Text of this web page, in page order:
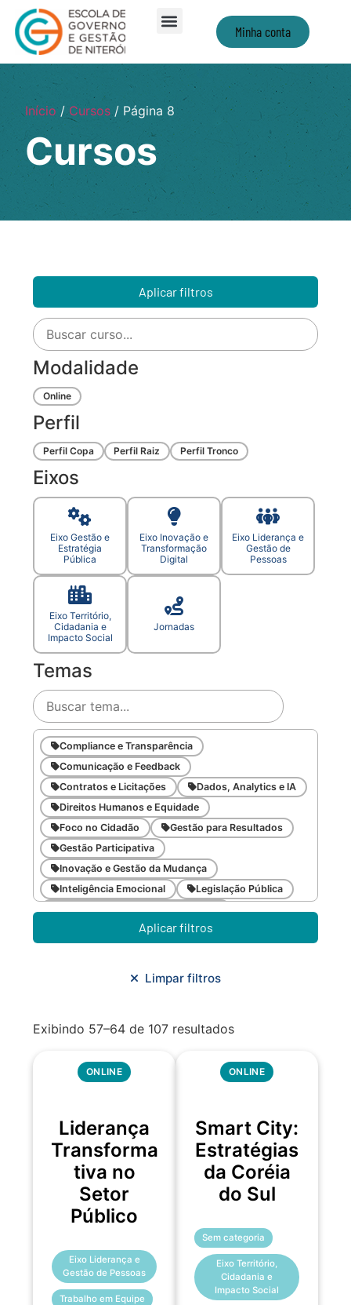
Minha conta
Início/Cursos/ Página 8
Cursos
Aplicar filtros
Modalidade
Online
Perfil
Perfil Copa Perfil Raiz Perfil Tronco
Eixos
Eixo Gestão e
Estratégia
Pública
Eixo Inovação e
Transformação
Digital
Eixo Liderança e
Gestão de
Pessoas
Eixo Território,
Cidadania e
Impacto Social
Jornadas
Temas
Compliance e Transparência
Comunicação e Feedback
Contratos e Licitações
Dados, Analytics e IA
Direitos Humanos e Equidade
Foco no Cidadão
Gestão para Resultados
Gestão Participativa
Inovação e Gestão da Mudança
Inteligência Emocional
Legislação Pública
Meio Ambiente e Sustentabilidade
Metodologias Ágeis
Orçamento e Finanças
Planejamento Urbano/Mobilidade
Aplicar filtros
Limpar filtros
Exibindo 57–64 de 107 resultados
ONLINE
Liderança
Transforma
tiva no
Setor
Público
Eixo Liderança e
Gestão de Pessoas
Trabalho em Equipe
ONLINE
Smart City:
Estratégias
da Coréia
do Sul
Sem categoria
Eixo Território,
Cidadania e
Impacto Social